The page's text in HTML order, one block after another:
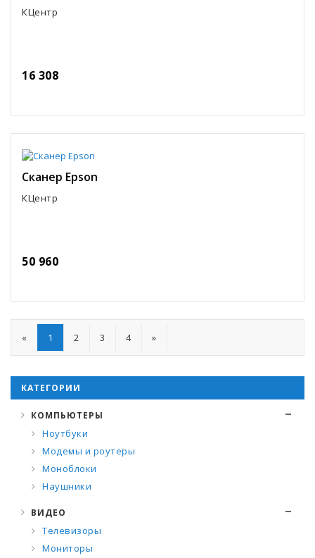
КЦентр
16 308
Сканер Epson
КЦентр
50 960
« 1 2 3 4 »
КАТЕГОРИИ
КОМПЬЮТЕРЫ
Ноутбуки
Модемы и роутеры
Моноблоки
Наушники
ВИДЕО
Телевизоры
Мониторы